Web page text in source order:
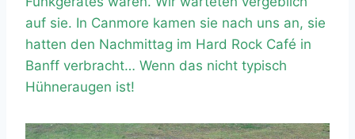
auf sie. In Canmore kamen sie nach uns an, sie
hatten den Nachmittag im Hard Rock Café in
Banff verbracht… Wenn das nicht typisch
Hühneraugen ist!